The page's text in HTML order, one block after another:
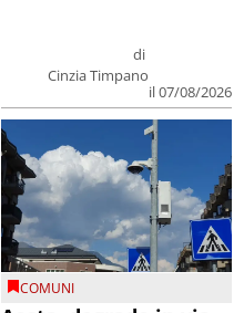
di
Cinzia Timpano
il 07/08/2026
COMUNI